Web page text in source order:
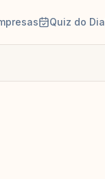
Quiz do Dia